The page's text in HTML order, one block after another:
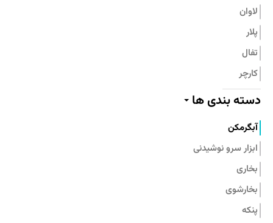
لاوان
پلار
تفال
کارچر
پیلو
بامبوم
نیچی
پارس استیل
جنرال فیت
دسته بندی ها
آبگرمکن
ابزار سرو نوشیدنی
بخاری
بخارشوی
پنکه